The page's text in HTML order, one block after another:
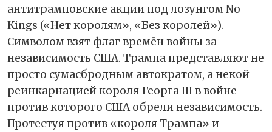
антитрамповские акции под лозунгом No
Kings («Нет королям», «Без королей»).
Символом взят флаг времён войны за
независимость США. Трампа представляют не
просто сумасбродным автократом, а некой
реинкарнацией короля Георга III в войне
против которого США обрели независимость.
Протестуя против «короля Трампа» и